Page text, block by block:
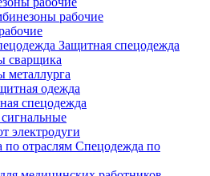
рабочие
Защитная спецодежда
сварщика
металлурга
одежда
спецодежда
электродуги
Спецодежда по